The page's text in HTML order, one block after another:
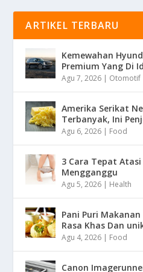
ARTIKEL TERBARU
Kemewahan
Premium Yang Di
Agu 7, 2026 | Otomotif
Amerika Serikat
Terbanyak, Ini
Agu 6, 2026 | Food
3 Cara Tepat
Mengganggu
Agu 5, 2026 | Health
Pani Puri
Rasa Khas Dan
Agu 4, 2026 | Food
Canon